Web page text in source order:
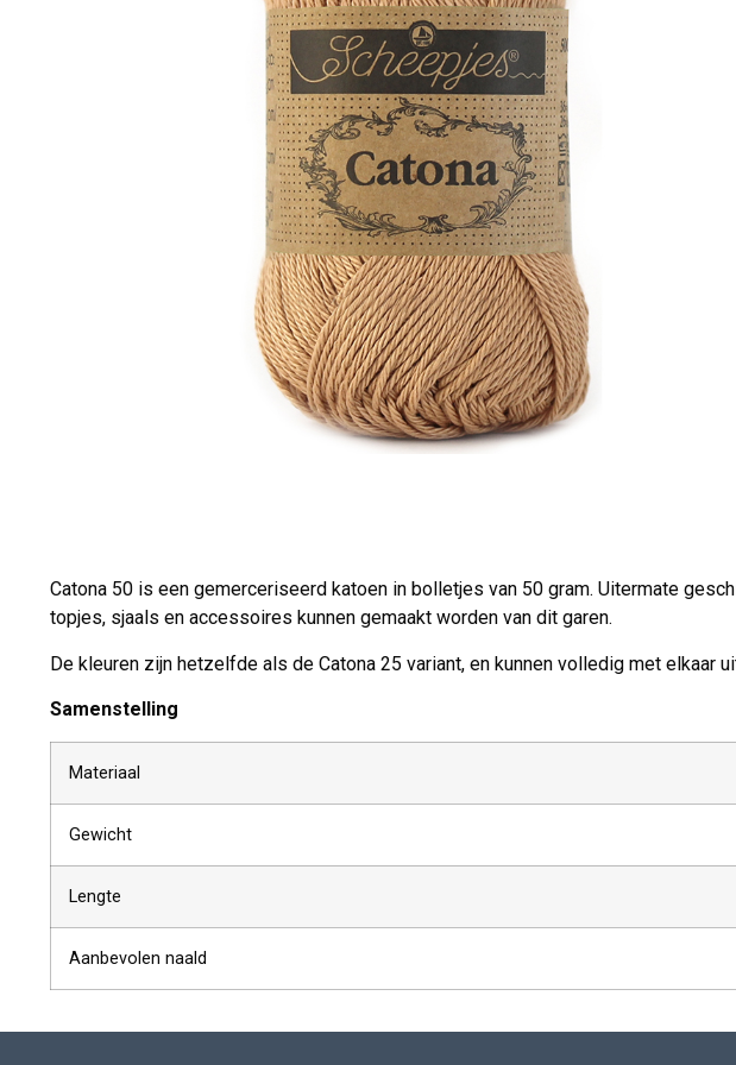
Catona 50 is een gemerceriseerd katoen in bolletjes van 50 gram. Uitermate
topjes, sjaals en accessoires kunnen gemaakt worden van dit garen.
De kleuren zijn hetzelfde als de Catona 25 variant, en kunnen volledig met elkaar
Samenstelling
Materiaal
Gewicht
Lengte
Aanbevolen naald